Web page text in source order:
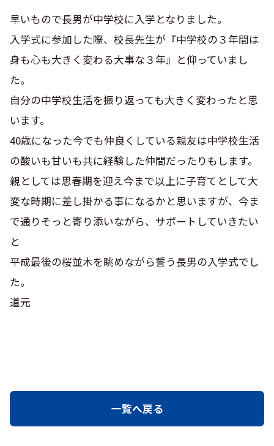
早いもので長男が中学校に入学となりました。
入学式に参加した際、校長先生が『中学校の３年間は
身も心も大きく変わる大事な３年』と仰っていまし
た。
自分の中学校生活を振り返っても大きく変わったと思
います。
40歳になった今でも仲良くしている親友は中学校生活
の酸いも甘いも共に経験した仲間だったりもします。
親としては思春期を迎え今まで以上に子育てとして大
変な時期に差し掛かる事になるかと思いますが、今ま
で通りそっと寄り添いながら、サポートしていきたい
と
平成最後の桜並木を眺めながら誓う長男の入学式でし
た。
道元
一覧へ戻る